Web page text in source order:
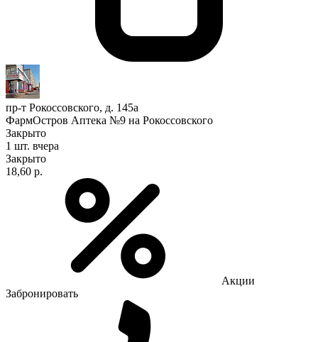
пр-т Рокоссовского, д. 145а
ФармОстров Аптека №9 на Рокоссовского
Закрыто
1 шт. вчера
Закрыто
18,60 р.
Акции
Забронировать